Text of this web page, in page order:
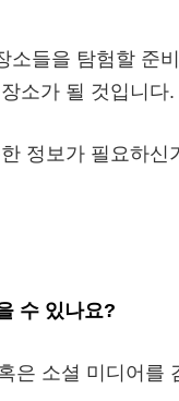
소들을 탐험할 준
소가 될 것입니
정보가 필요하
수 있나요?
은 소셜 미디어를